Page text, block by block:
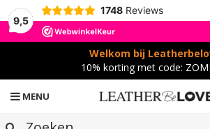
9,5
1748 Reviews
Welkom bij
10% korting met code:
MENU